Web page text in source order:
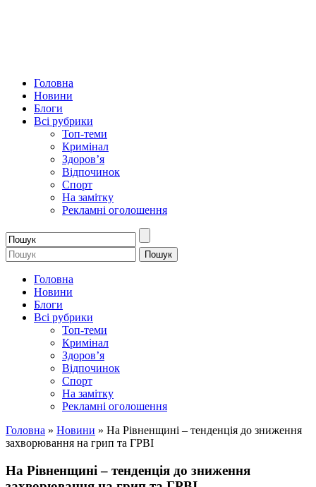
Головна
Новини
Блоги
Всі рубрики
Топ-теми
Кримінал
Здоров’я
Відпочинок
Спорт
На замітку
Рекламні оголошення
Головна
Новини
Блоги
Всі рубрики
Топ-теми
Кримінал
Здоров’я
Відпочинок
Спорт
На замітку
Рекламні оголошення
Головна » Новини » На Рівненщині – тенденція до зниження
захворювання на грип та ГРВІ
На Рівненщині – тенденція до зниження